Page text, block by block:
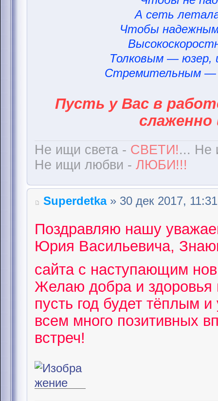
А сеть
Чтобы
Толковым —
Стремительным —
Пусть у Вас в
слаженно
Не ищи света - СВЕТИ!... Не
Не ищи любви - ЛЮБИ!!!
Superdetka» 30 дек 2017, 11:31
Поздравляю нашу
Юрия Васильевича,
сайта с наступающим
Желаю добра и
пусть год будет тёплым
всем много позитивных
встреч!